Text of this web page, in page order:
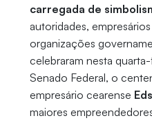
carregada de
autoridades,
organizações
celebraram nesta
Senado Federal, o
empresário cearense
maiores